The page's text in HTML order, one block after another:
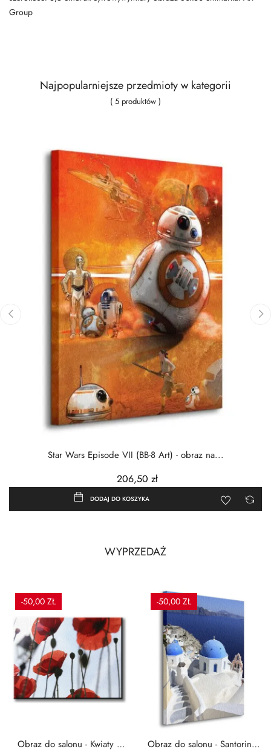
Group
Najpopularniejsze przedmioty w kategorii
( 5 produktów )
Star Wars Episode VII (BB-8 Art) - obraz na...
206,50 zł
DODAJ DO KOSZYKA
WYPRZEDAŻ
-50,00 ZŁ
Obraz do salonu - Kwiaty -
-50,00 ZŁ
Obraz do salonu - Santorini -